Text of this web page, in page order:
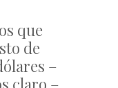
que
de
–
claro –